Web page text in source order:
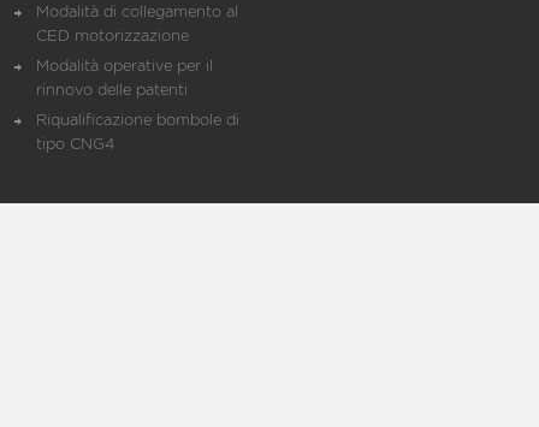
Modalità di collegamento al
CED motorizzazione
Modalità operative per il
rinnovo delle patenti
Riqualificazione bombole di
tipo CNG4